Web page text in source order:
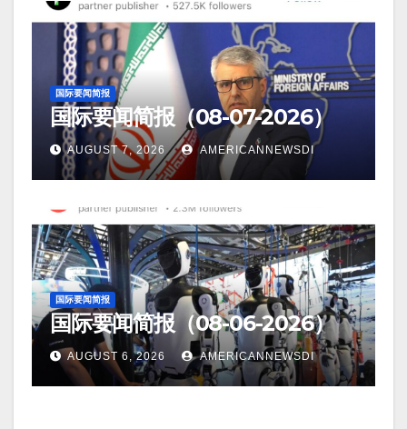
国际要闻简报
国际要闻简报（08-07-2026）
AUGUST 7, 2026 AMERICANNEWSDI
国际要闻简报
国际要闻简报（08-06-2026）
AUGUST 6, 2026 AMERICANNEWSDI